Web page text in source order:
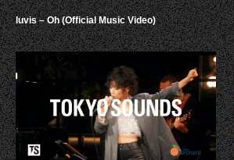
luvis – Oh (Official Music Video)